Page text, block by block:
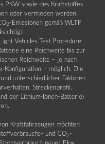
PKW sowie des Kraftstoffes
oder vermieden werden,
2 -Emissionen gemäß WLTP
Vehicles Test Procedure
eine Reichweite bis zur
Reichweite – je nach
Konfiguration – möglich. Die
unterschiedlicher Faktoren
Streckenprofil,
der Lithium-Ionen-Batterie)
Kraftfahrzeugen möchten
und CO2 -